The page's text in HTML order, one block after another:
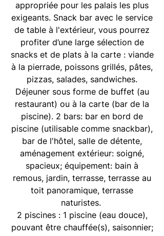
appropriée pour les palais les plus
exigeants. Snack bar avec le service
de table à l'extérieur, vous pourrez
profiter d’une large sélection de
snacks et de plats à la carte : viande
à la pierrade, poissons grillés, pâtes,
pizzas, salades, sandwiches.
Déjeuner sous forme de buffet (au
restaurant) ou à la carte (bar de la
piscine). 2 bars: bar en bord de
piscine (utilisable comme snackbar),
bar de l'hôtel, salle de détente,
aménagement extérieur: soigné,
spacieux; équipement: bain à
remous, jardin, terrasse, terrasse au
toit panoramique, terrasse
naturistes.
2 piscines : 1 piscine (eau douce),
pouvant être chauffée(s), saisonnier;